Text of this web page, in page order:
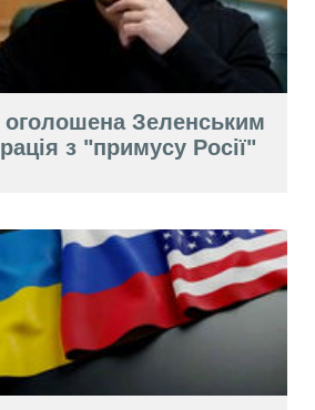
Зеленським
з "примусу Росії"